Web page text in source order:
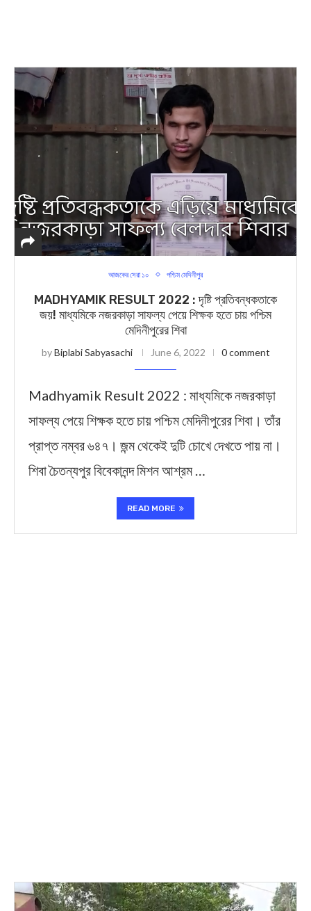
আজকের সেরা ১০ পশ্চিম মেদিনীপুর
MADHYAMIK RESULT 2022 : দৃষ্টি প্রতিবন্ধকতাকে
জয়! মাধ্যমিকে নজরকাড়া সাফল্য পেয়ে শিক্ষক হতে চায় পশ্চিম
মেদিনীপুরের শিবা
byBiplabi Sabyasachi June 6, 2022 0 comment
Madhyamik Result 2022 : মাধ্যমিকে নজরকাড়া
সাফল্য পেয়ে শিক্ষক হতে চায় পশ্চিম মেদিনীপুরের শিবা। তাঁর
প্রাপ্ত নম্বর ৬৪৭। জন্ম থেকেই দুটি চোখে দেখতে পায় না।
শিবা চৈতন্যপুর বিবেকানন্দ মিশন আশ্রম …
READ MORE